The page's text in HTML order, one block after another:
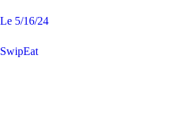
Le 5/16/24
SwipEat